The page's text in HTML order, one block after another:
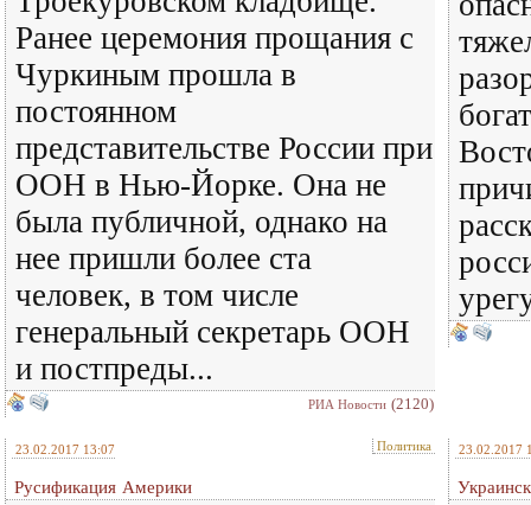
Ранее церемония прощания с
Чуркиным прошла в
постоянном
представительстве России при
ООН в Нью-Йорке. Она не
была публичной, однако на
нее пришли более ста
человек, в том числе
генеральный секретарь ООН
и постпреды...
РИА Новости (2120)
23.02.2017 13:07 Политика
Русификация Америки
23.02.2017